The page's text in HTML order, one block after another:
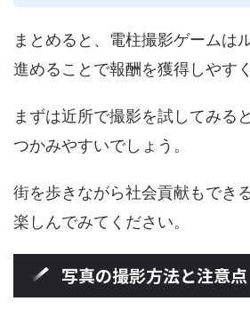
まとめると、電柱撮影ゲームは
進めることで報酬を獲得しやす
まずは近所で撮影を試してみる
つかみやすいでしょう。
街を歩きながら社会貢献もでき
楽しんでみてください。
写真の撮影方法と注意点